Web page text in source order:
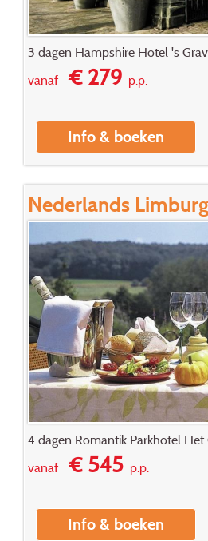
3 dagen Hampshire Hotel 's
vanaf€ 279p.p.
Info & boeken
Nederlands Limburg
4 dagen Romantik Parkhotel
vanaf€ 545p.p.
Info & boeken